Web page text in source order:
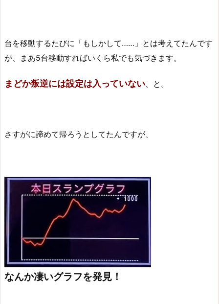
台を移動するたびに「もしかして……」とは考えてたんです
が、まあ5台移動すればいくら私でも気づきます。
まどか叛逆には設定は入っていない 、と。
さすがに諦めて帰ろうとしてたんですが、
なんか凄いグラフを発見！